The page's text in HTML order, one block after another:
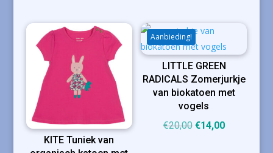
was:
€36,00.
is:
€25,00.
€37,00.
KITE Tuniek van
Aanbieding!
LITTLE GREEN
RADICALS Zomerjurkje
van biokatoen met
vogels
€20,00 Oorspronkelijke
€14,00Huidige